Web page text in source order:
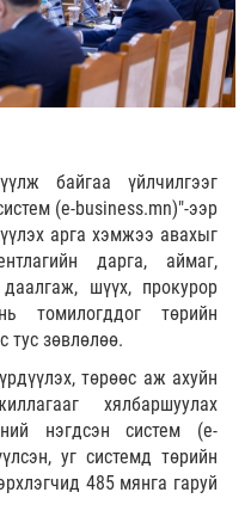
байгаа үйлчилгээг
(e-business.mn)"-ээр
арга хэмжээ авахыг
дарга, аймаг,
шүүх, прокурор
томилогддог төрийн
тус зөвлөлөө.
төрөөс аж ахуйн
хялбаршуулах
нэгдсэн систем (е-
уг системд төрийн
485 мянга гаруй